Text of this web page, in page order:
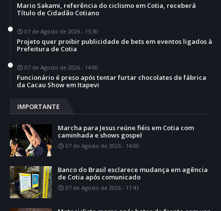
Mario Sakami, referência do ciclismo em Cotia, receberá
Título de Cidadão Cotiano
07 de Agosto de 2026 - 15:30
Projeto quer proibir publicidade de bets em eventos ligados à
Prefeitura de Cotia
07 de Agosto de 2026 - 14:00
Funcionário é preso após tentar furtar chocolates de fábrica
da Cacau Show em Itapevi
IMPORTANTE
Marcha para Jesus reúne fiéis em Cotia com
caminhada e shows gospel
07 de Agosto de 2026 - 14:00
Banco do Brasil esclarece mudança em agência
de Cotia após comunicado
07 de Agosto de 2026 - 11:41